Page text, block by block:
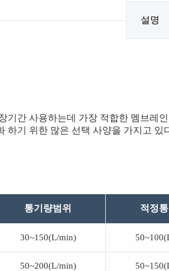
설명
기간 사용하는데 가장 적합한 멤브레
하기 위한 많은 선택 사양을 가지고 있
통기량범위 적정
30~150(L/min)
50~200(L/min)